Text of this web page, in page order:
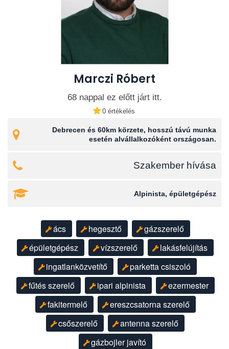
Marczi Róbert
68 nappal ez előtt járt itt.
0 értékelés
Debrecen és 60km körzete, hosszú távú munka
esetén alvállalkozóként országosan.
Szakember hívása
Alpinista, épületgépész
ács hegesztő
gázszerelő
épületgépész
vízszerelő
lakásfelújítás
ingatlanközvetítő
parketta csiszoló
fűtés szerelő
ipari alpinista
ezermester
fakitermelő
ereszcsatorna szerelő
csőszerelő
antenna szerelő
gázbojler javító